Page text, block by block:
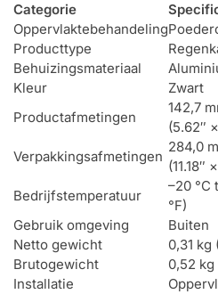
Categorie
Oppervlaktebehandeling
Producttype
Behuizingsmateriaal
Kleur
Zwart
Productafmetingen
142,7
(5.62″
Verpakkingsafmetingen
284,0
(11.18″
Bedrijfstemperatuur
–20 °C
°F)
Gebruik omgeving
Buiten
Netto gewicht
0,31 kg
Brutogewicht
0,52 kg
Installatie